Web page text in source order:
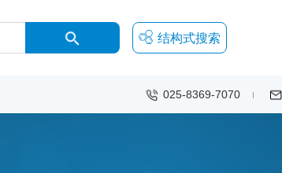
结构式搜索
025-8369-7070